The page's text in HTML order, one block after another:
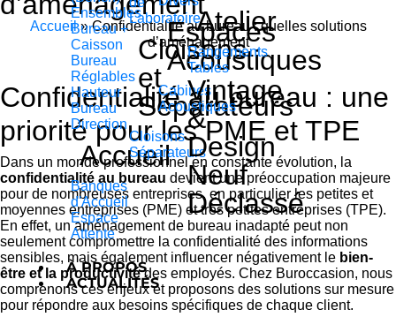
Ensembles
Bureau +
Caisson
Bureau
Réglables
Hauteur
Bureau
Direction
Accueil
Banques
d'Accueil
Espace
Attente
Laboratoire
Cloisons
et
Séparateurs
Cloisons
Séparateurs
Espaces
Acoustiques
Cabines
Acoustiques
Atelier
Rangements
Tables
Vintage
&
Design
Neuf
Déclassé
À PROPOS
ACTUALITÉS
Accueil»Confidentialité au bureau : quelles solutions
d’aménagement
Confidentialité au bureau : une
priorité pour les PME et TPE
Dans un monde professionnel en constante évolution, la
confidentialité au bureau devient une préoccupation majeure
pour de nombreuses entreprises, en particulier les petites et
moyennes entreprises (PME) et très petites entreprises (TPE).
En effet, un aménagement de bureau inadapté peut non
seulement compromettre la confidentialité des informations
sensibles, mais également influencer négativement le bien-
être et la productivitédes employés. Chez Buroccasion, nous
comprenons ces enjeux et proposons des solutions sur mesure
pour répondre aux besoins spécifiques de chaque client.